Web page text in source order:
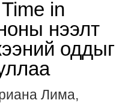
in
нээлт
оддыг
Лима,